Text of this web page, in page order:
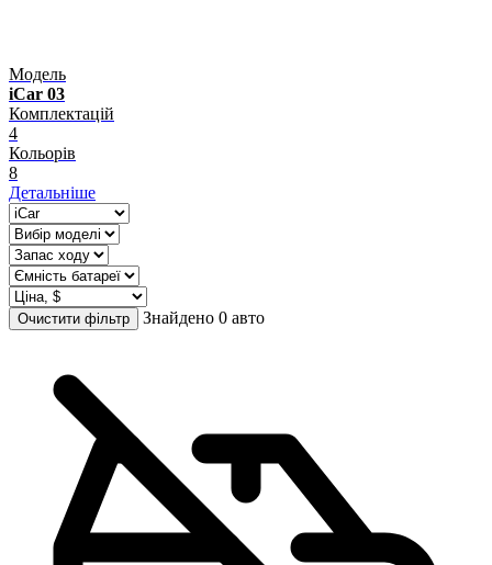
Модель
iCar 03
Комплектацій
4
Кольорів
8
Детальніше
Очистити фільтр Знайдено 0 авто